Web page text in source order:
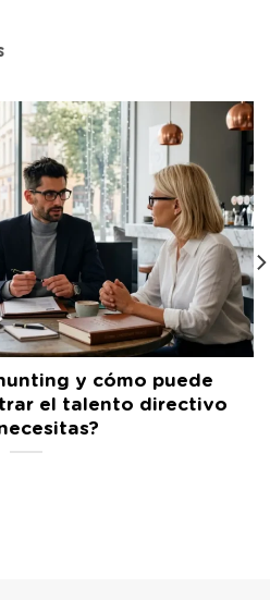
y cómo puede
el talento directivo